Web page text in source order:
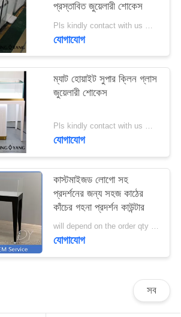
প্রস্তাবিত জুয়েলারী শোকেস
Pls kindly contact with us MOQ:1 দোকান বা 5 সেট / গহনার দোকান আসবাবপত্র
যোগাযোগ
ম্যাট হোয়াইট সুপার ক্লিন গ্লাস
জুয়েলারী শোকেস
Pls kindly contact with us MOQ:1 দোকান বা 5 সেট / গহনার দোকান আসবাবপত্র
যোগাযোগ
কাস্টমাইজড লোগো সহ
প্রদর্শনের জন্য সহজ কাঠের
কাঁচের গহনা প্রদর্শন কাউন্টার
will depend on the order qty MOQ:10 পিসি / জুয়েলারী ডিসপ্লে কাউন্টার
যোগাযোগ
সব